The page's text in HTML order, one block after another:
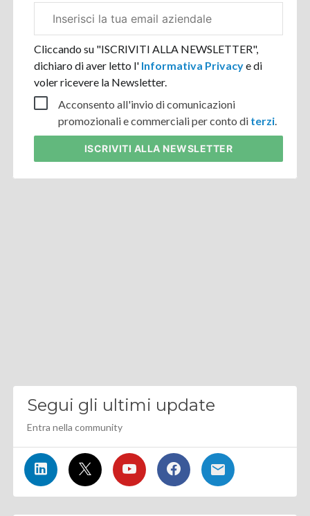
aziendale
Cliccando su "ISCRIVITI ALLA NEWSLETTER",
dichiaro di aver letto l' Informativa Privacye di
voler ricevere la Newsletter.
Acconsento all'invio di comunicazioni
promozionali e commerciali per conto di terzi.
ISCRIVITI ALLA NEWSLETTER
Segui gli ultimi update
Entra nella community